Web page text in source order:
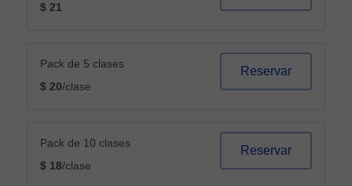
$ 21
Pack de 5 clases
$ 20/clase
Reservar
Pack de 10 clases
$ 18/clase
Reservar